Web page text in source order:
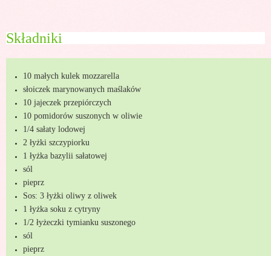
Składniki
10 małych kulek mozzarella
słoiczek marynowanych maślaków
10 jajeczek przepiórczych
10 pomidorów suszonych w oliwie
1/4 sałaty lodowej
2 łyżki szczypiorku
1 łyżka bazylii sałatowej
sól
pieprz
Sos: 3 łyżki oliwy z oliwek
1 łyżka soku z cytryny
1/2 łyżeczki tymianku suszonego
sól
pieprz